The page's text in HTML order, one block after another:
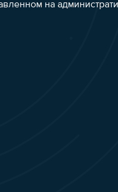
на